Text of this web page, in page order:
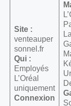
Site :
venteauper
sonnel.fr
Qui :
Employés
L’Oréal
uniquement
Connexion